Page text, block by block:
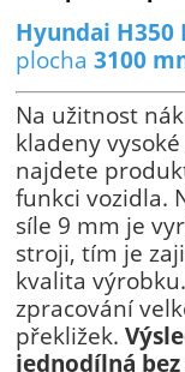
Hyundai H350
plocha 3100
Na užitnost
kladeny
najdete
funkci vozidla.
síle 9 mm je
stroji, tím je
kvalita
zpracování
překližek.
jednodílná